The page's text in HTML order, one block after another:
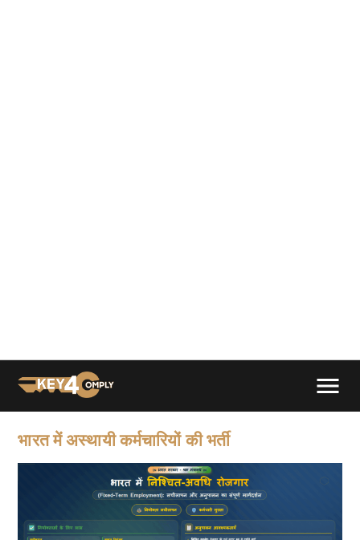
भारत में अस्थायी कर्मचारियों की भर्ती